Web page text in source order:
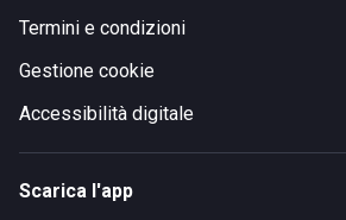
Termini e condizioni
Gestione cookie
Accessibilità digitale
Scarica l'app